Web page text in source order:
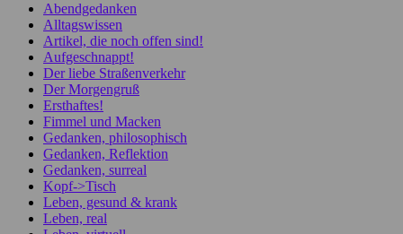
Abendgedanken
Alltagswissen
Artikel, die noch offen sind!
Aufgeschnappt!
Der liebe Straßenverkehr
Der Morgengruß
Ersthaftes!
Fimmel und Macken
Gedanken, philosophisch
Gedanken, Reflektion
Gedanken, surreal
Kopf->Tisch
Leben, gesund & krank
Leben, real